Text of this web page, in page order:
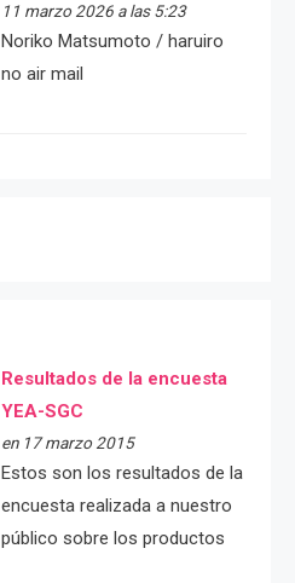
11 marzo 2026 a las 5:23
Noriko Matsumoto / haruiro
no air mail
Resultados de la encuesta
YEA-SGC
en 17 marzo 2015
Estos son los resultados de la
encuesta realizada a nuestro
público sobre los productos